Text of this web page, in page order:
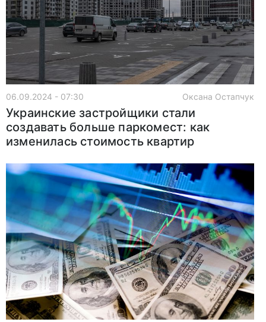
06.09.2024 - 07:30 Оксана Остапчук
Украинские застройщики стали
создавать больше паркомест: как
изменилась стоимость квартир